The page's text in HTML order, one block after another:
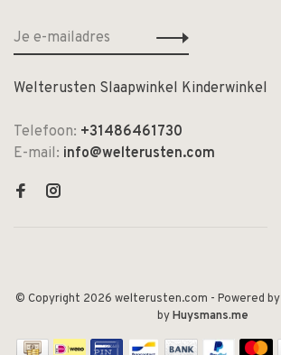
Welterusten Slaapwinkel Kinderwinkel
Telefoon: +31486461730
E-mail: info@welterusten.com
© Copyright 2026 welterusten.com - Powered by
byHuysmans.me